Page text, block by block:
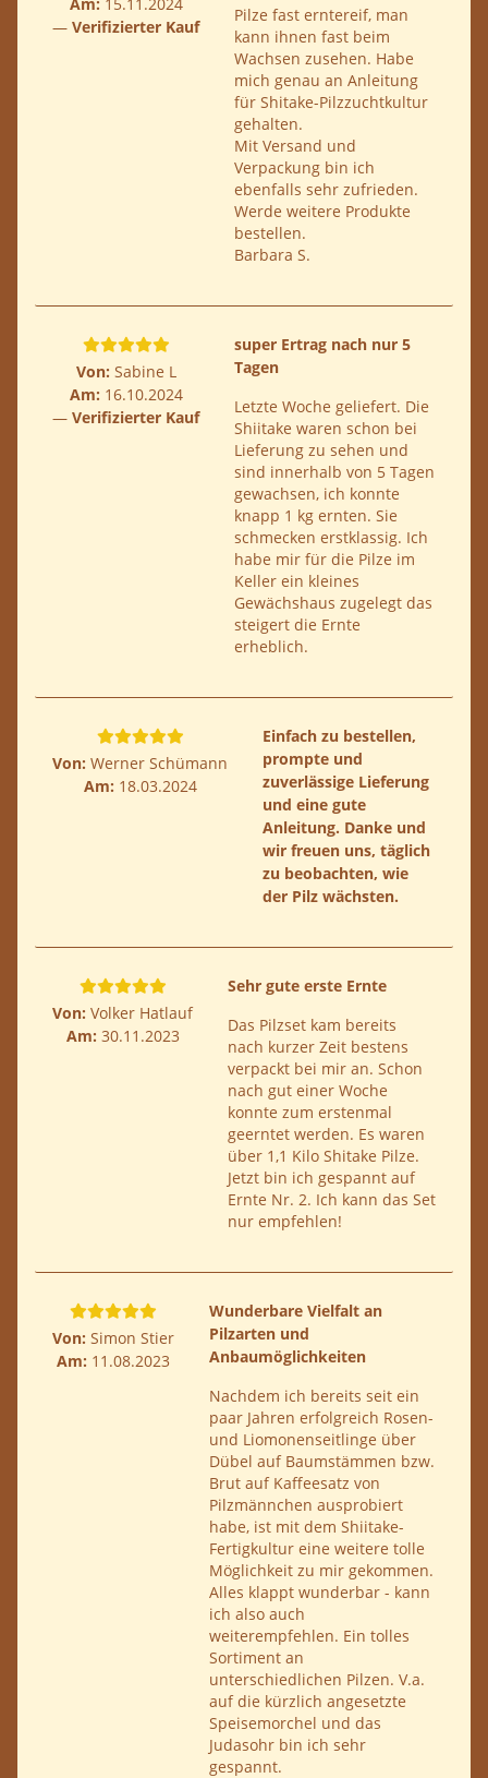
Verifizierter Kauf
Pilze fast erntereif, man
kann ihnen fast beim
Wachsen zusehen. Habe
mich genau an Anleitung
für Shitake-Pilzzuchtkultur
gehalten.
Mit Versand und
Verpackung bin ich
ebenfalls sehr zufrieden.
Werde weitere Produkte
bestellen.
Barbara S.
Von: Sabine L
Am: 16.10.2024
Verifizierter Kauf
super Ertrag nach nur 5
Tagen
Letzte Woche geliefert. Die
Shiitake waren schon bei
Lieferung zu sehen und
sind innerhalb von 5 Tagen
gewachsen, ich konnte
knapp 1 kg ernten. Sie
schmecken erstklassig. Ich
habe mir für die Pilze im
Keller ein kleines
Gewächshaus zugelegt das
steigert die Ernte
erheblich.
Von: Werner Schümann
Am: 18.03.2024
Einfach zu bestellen,
prompte und
zuverlässige Lieferung
und eine gute
Anleitung. Danke und
wir freuen uns, täglich
zu beobachten, wie
der Pilz wächsten.
Von: Volker Hatlauf
Am: 30.11.2023
Sehr gute erste Ernte
Das Pilzset kam bereits
nach kurzer Zeit bestens
verpackt bei mir an. Schon
nach gut einer Woche
konnte zum erstenmal
geerntet werden. Es waren
über 1,1 Kilo Shitake Pilze.
Jetzt bin ich gespannt auf
Ernte Nr. 2. Ich kann das Set
nur empfehlen!
Von: Simon Stier
Am: 11.08.2023
Wunderbare Vielfalt an
Pilzarten und
Anbaumöglichkeiten
Nachdem ich bereits seit ein
paar Jahren erfolgreich Rosen-
und Liomonenseitlinge über
Dübel auf Baumstämmen bzw.
Brut auf Kaffeesatz von
Pilzmännchen ausprobiert
habe, ist mit dem Shiitake-
Fertigkultur eine weitere tolle
Möglichkeit zu mir gekommen.
Alles klappt wunderbar - kann
ich also auch
weiterempfehlen. Ein tolles
Sortiment an
unterschiedlichen Pilzen. V.a.
auf die kürzlich angesetzte
Speisemorchel und das
Judasohr bin ich sehr
gespannt.